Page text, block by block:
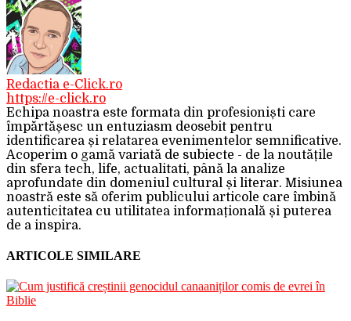
Redactia e-Click.ro
https://e-click.ro
Echipa noastra este formata din profesioniști care
împărtășesc un entuziasm deosebit pentru
identificarea și relatarea evenimentelor semnificative.
Acoperim o gamă variată de subiecte - de la noutățile
din sfera tech, life, actualitati, până la analize
aprofundate din domeniul cultural și literar. Misiunea
noastră este să oferim publicului articole care îmbină
autenticitatea cu utilitatea informațională și puterea
de a inspira.
ARTICOLE SIMILARE